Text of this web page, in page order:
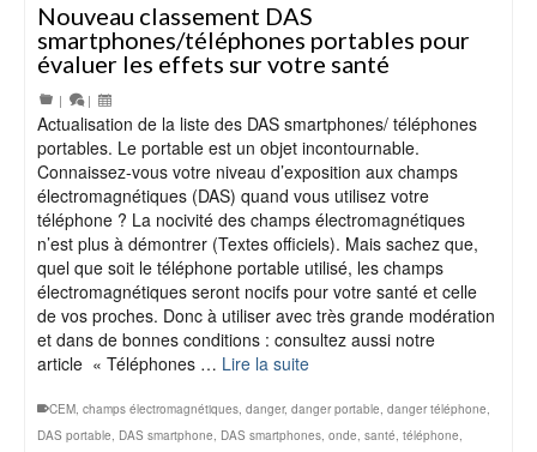
Nouveau classement DAS
smartphones/téléphones portables pour
évaluer les effets sur votre santé
| |
Actualisation de la liste des DAS smartphones/ téléphones
portables. Le portable est un objet incontournable.
Connaissez-vous votre niveau d’exposition aux champs
électromagnétiques (DAS) quand vous utilisez votre
téléphone ? La nocivité des champs électromagnétiques
n’est plus à démontrer (Textes officiels). Mais sachez que,
quel que soit le téléphone portable utilisé, les champs
électromagnétiques seront nocifs pour votre santé et celle
de vos proches. Donc à utiliser avec très grande modération
et dans de bonnes conditions : consultez aussi notre
article « Téléphones … Lire la suite
CEM, champs électromagnétiques, danger, danger portable, danger téléphone,
DAS portable, DAS smartphone, DAS smartphones, onde, santé, téléphone,